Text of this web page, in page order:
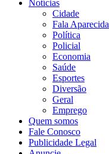
Notícias
Cidade
Fala Aparecida
Política
Policial
Economia
Saúde
Esportes
Diversão
Geral
Emprego
Quem somos
Fale Conosco
Publicidade Legal